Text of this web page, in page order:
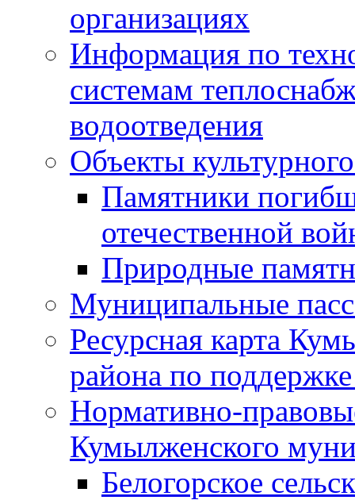
организациях
Информация по
системам
водоотведения
Объекты
Памятники
отечественной
Природные
Муниципальные
Ресурсная карта
района по
Нормативно-
Кумылженского
Белогорское